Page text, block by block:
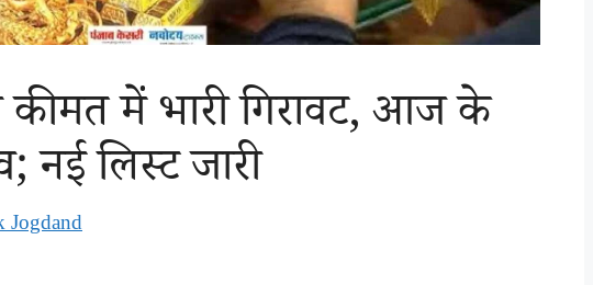
में भारी गिरावट, आज के
नई लिस्ट जारी
Jogdand